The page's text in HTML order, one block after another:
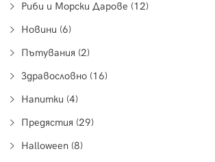
Риби и Морски Дарове (12)
Новини (6)
Пътувания (2)
Здравословно (16)
Напитки (4)
Предястия (29)
Halloween (8)